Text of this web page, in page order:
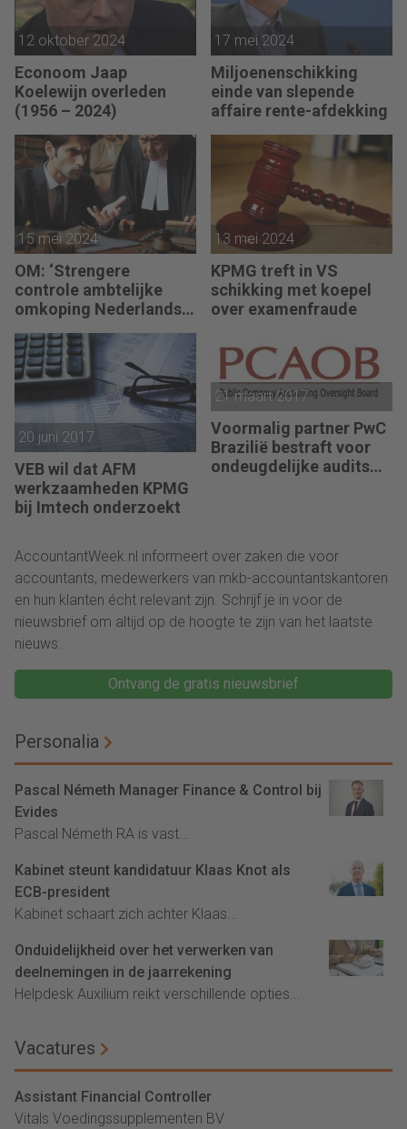
12 oktober 2024
Econoom Jaap
Koelewijn overleden
(1956 – 2024)
17 mei 2024
Miljoenenschikking
einde van slepende
affaire rente-afdekking
15 mei 2024
OM: ‘Strengere
controle ambtelijke
omkoping Nederlandse
13 mei 2024
KPMG treft in VS
schikking met koepel
over examenfraude
20 juni 2017
VEB wil dat AFM
werkzaamheden KPMG
bij Imtech onderzoekt
21 maart 2017
Voormalig partner PwC
Brazilië bestraft voor
ondeugdelijke audits
AccountantWeek.nl informeert over zaken die voor
accountants, medewerkers van mkb-accountantskantoren
en hun klanten écht relevant zijn. Schrijf je in voor de
nieuwsbrief om altijd op de hoogte te zijn van het laatste
nieuws.
Ontvang de gratis nieuwsbrief
Personalia
Pascal Németh Manager Finance & Control bij
Evides
Pascal Németh RA is vast...
Kabinet steunt kandidatuur Klaas Knot als
ECB-president
Kabinet schaart zich achter Klaas...
Onduidelijkheid over het verwerken van
deelnemingen in de jaarrekening
Helpdesk Auxilium reikt verschillende opties...
Vacatures
Assistant Financial Controller
Vitals Voedingssupplementen BV